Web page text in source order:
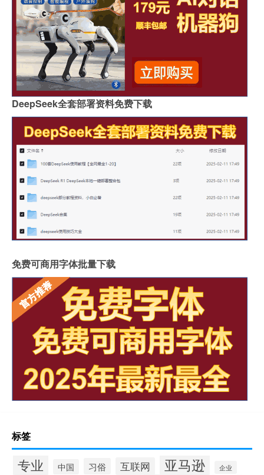
DeepSeek全套部署资料免费下载
免费可商用字体批量下载
标签
专业 中国 习俗 互联网 亚马逊 企业